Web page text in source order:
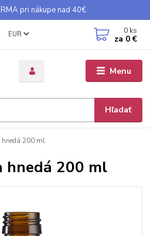
pri nákupe nad 40€
Menu
EUR
Hľadať
0 ks
za 0 €
hnedá 200 ml
hnedá 200 ml